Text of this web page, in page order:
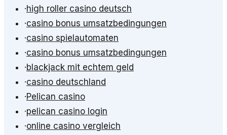
·high roller casino deutsch
·casino bonus umsatzbedingungen
·casino spielautomaten
·casino bonus umsatzbedingungen
·blackjack mit echtem geld
·casino deutschland
·Pelican casino
·pelican casino login
·online casino vergleich